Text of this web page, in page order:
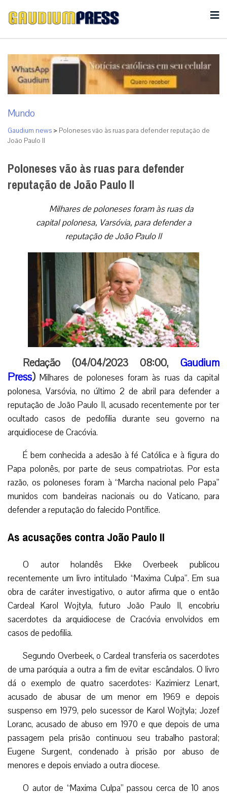
Mundo
Gaudium news > Poloneses vão às ruas para defender reputação de
João Paulo II
Poloneses vão às ruas para defender
reputação de João Paulo II
Milhares de poloneses foram às ruas da
capital polonesa, Varsóvia, para defender a
reputação de João Paulo II
Redação (04/04/2023 08:00, Gaudium
Press) Milhares de poloneses foram às ruas da capital
polonesa, Varsóvia, no último 2 de abril para defender a
reputação de João Paulo II, acusado recentemente por ter
ocultado casos de pedofilia durante seu governo na
arquidiocese de Cracóvia.
É bem conhecida a adesão à fé Católica e à figura do
Papa polonês, por parte de seus compatriotas. Por esta
razão, os poloneses foram à “Marcha nacional pelo Papa”
munidos com bandeiras nacionais ou do Vaticano, para
defender a reputação do falecido Pontífice.
As acusações contra João Paulo II
O autor holandês Ekke Overbeek publicou
recentemente um livro intitulado “Maxima Culpa”. Em sua
obra de caráter investigativo, o autor afirma que o então
Cardeal Karol Wojtyla, futuro João Paulo II, encobriu
sacerdotes da arquidiocese de Cracóvia envolvidos em
casos de pedofilia.
Segundo Overbeek, o Cardeal transferia os sacerdotes
de uma paróquia a outra a fim de evitar escândalos. O livro
dá o exemplo de quatro sacerdotes: Kazimierz Lenart,
acusado de abusar de um menor em 1969 e depois
suspenso em 1979, pelo sucessor de Karol Wojtyla; Jozef
Loranc, acusado de abuso em 1970 e que depois de uma
passagem pela prisão continuou seu trabalho pastoral;
Eugene Surgent, condenado à prisão por abuso de
menores e depois enviado a outra diocese.
O autor de “Maxima Culpa” passou cerca de 10 anos